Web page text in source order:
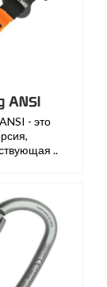
ANSI
- это
..